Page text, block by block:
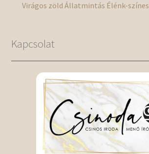
Virágos zöld Állatmintás Élénk-színes
Kapcsolat